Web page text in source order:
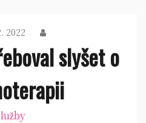
2022
slyšet o